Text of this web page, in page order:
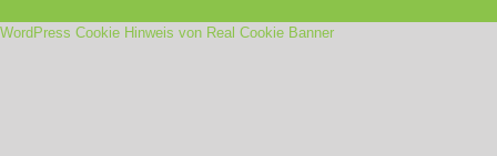
WordPress Cookie Hinweis von Real Cookie Banner